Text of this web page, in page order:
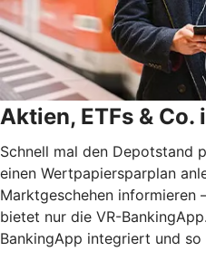
Aktien, ETFs &
Schnell mal den Depotstand
einen Wertpapiersparplan
Marktgeschehen informieren
bietet nur die VR-
BankingApp integriert und so